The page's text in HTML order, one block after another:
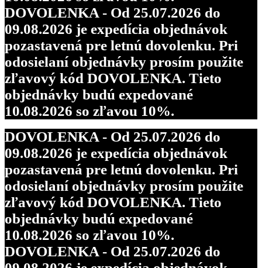
DOVOLENKA - Od 25.07.2026 do
09.08.2026 je expedícia objednávok
pozastavená pre letnú dovolenku. Pri
odosielaní objednávky prosím použite
zľavový kód DOVOLENKA. Tieto
objednávky budú expedované
10.08.2026 so zľavou 10%.
DOVOLENKA - Od 25.07.2026 do
09.08.2026 je expedícia objednávok
pozastavená pre letnú dovolenku. Pri
odosielaní objednávky prosím použite
zľavový kód DOVOLENKA. Tieto
objednávky budú expedované
10.08.2026 so zľavou 10%.
DOVOLENKA - Od 25.07.2026 do